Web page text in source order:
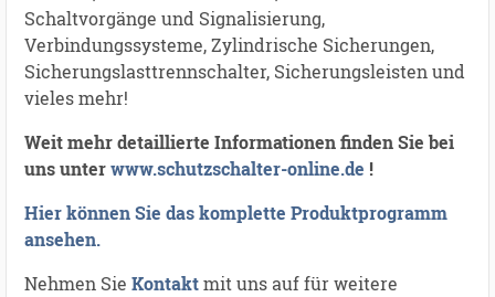
Schaltvorgänge und Signalisierung,
Verbindungssysteme, Zylindrische Sicherungen,
Sicherungslasttrennschalter, Sicherungsleisten und
vieles mehr!
Weit mehr detaillierte Informationen finden Sie bei
uns unterwww.schutzschalter-online.de !
Hier können Sie das komplette Produktprogramm
ansehen.
Nehmen Sie Kontaktmit uns auf für weitere